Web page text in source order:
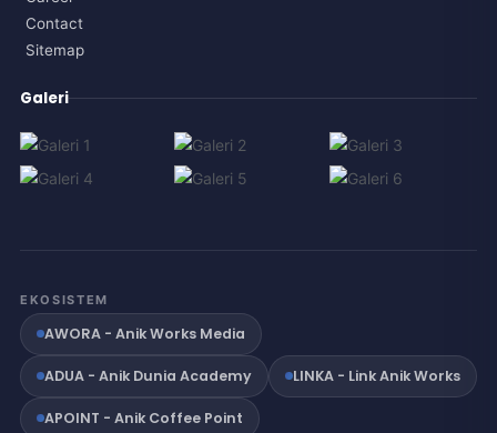
Contact
Sitemap
Galeri
EKOSISTEM
AWORA - Anik Works Media
ADUA - Anik Dunia Academy LINKA - Link Anik Works
APOINT - Anik Coffee Point